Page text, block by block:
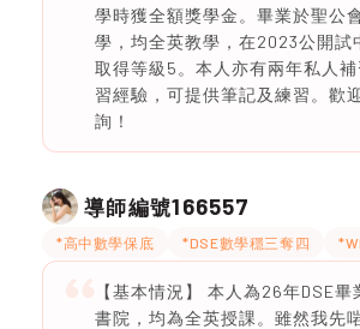
學時獲全額獎學金。畢業於聖公
學，均全英教學，在2023公開試
取得等級5。本人亦有兩年私人
習經驗，可提供筆記及練習。歡
詢！
導師編號166557
*高中數學保底 *DSE數學穩三奪四
【基本情況】 本人為26年DSE
書院，均為全英授課。雖然我先